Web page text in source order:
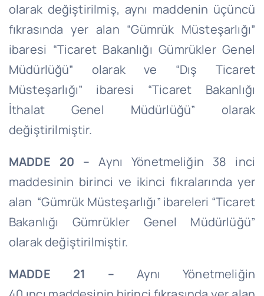
olarak değiştirilmiş, aynı maddenin üçüncü
fıkrasında yer alan “Gümrük Müsteşarlığı”
ibaresi “Ticaret Bakanlığı Gümrükler Genel
Müdürlüğü” olarak ve “Dış Ticaret
Müsteşarlığı” ibaresi “Ticaret Bakanlığı
İthalat Genel Müdürlüğü” olarak
değiştirilmiştir.
MADDE 20 – Aynı Yönetmeliğin 38 inci
maddesinin birinci ve ikinci fıkralarında yer
alan “Gümrük Müsteşarlığı” ibareleri “Ticaret
Bakanlığı Gümrükler Genel Müdürlüğü”
olarak değiştirilmiştir.
MADDE 21 – Aynı Yönetmeliğin